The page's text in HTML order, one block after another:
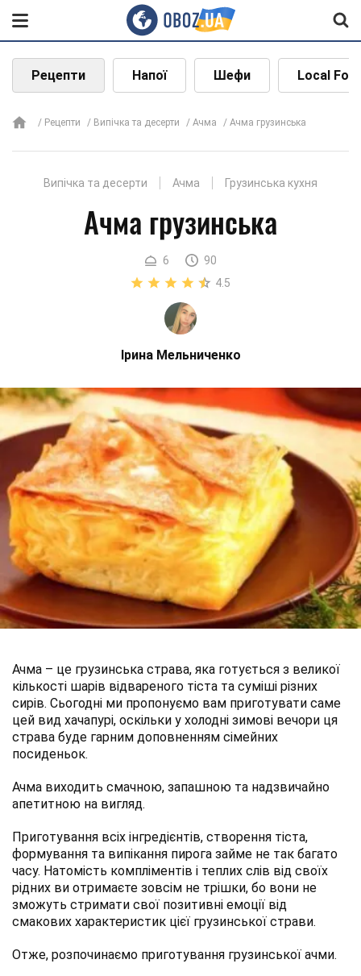
Рецепти Напої Шефи Local
Рецепти Випічка та десерти Ачма Ачма грузинська
Випічка та десерти Ачма Грузинська кухня
Ачма грузинська
6
90
4.5
Ірина Мельниченко
Ачма – це грузинська страва, яка готується з великої
кількості шарів відвареного тіста та суміші різних
сирів. Сьогодні ми пропонуємо вам приготувати саме
цей вид хачапурі, оскільки у холодні зимові вечори ця
страва буде гарним доповненням сімейних
посиденьок.
Ачма виходить смачною, запашною та надзвичайно
апетитною на вигляд.
Приготування всіх інгредієнтів, створення тіста,
формування та випікання пирога займе не так багато
часу. Натомість компліментів і теплих слів від своїх
рідних ви отримаєте зовсім не трішки, бо вони не
зможуть стримати свої позитивні емоції від
смакових характеристик цієї грузинської страви.
Отже, розпочинаємо приготування грузинської ачми.